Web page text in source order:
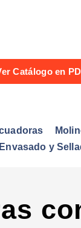
Catálogo en
Envasado y